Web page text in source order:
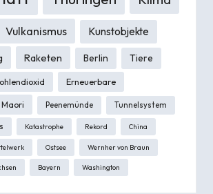
Vulkanismus
Kunstobjekte
Raketen Berlin Tiere
Erneuerbare
Maori Peenemünde Tunnelsystem
Katastrophe Rekord China
Ostsee Wernher von Braun
Bayern Washington